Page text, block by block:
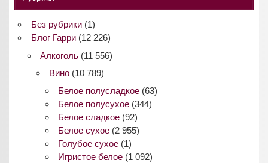
Без рубрики(1)
Блог Гарри(12 226)
Алкоголь(11 556)
Вино(10 789)
Белое полусладкое (63)
Белое полусухое (344)
Белое сладкое (92)
Белое сухое (2 955)
Голубое сухое (1)
Игристое белое (1 092)